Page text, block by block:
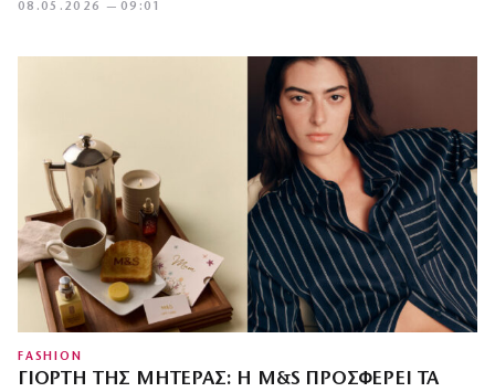
08.05.2026 — 09:01
FASHION
ΓΙΟΡΤΉ ΤΗΣ ΜΗΤΈΡΑΣ: Η M&S ΠΡΟΣΦΈΡΕΙ ΤΑ